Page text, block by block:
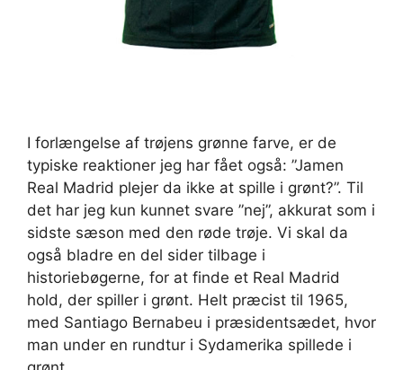
I forlængelse af trøjens grønne farve, er de
typiske reaktioner jeg har fået også: ”Jamen
Real Madrid plejer da ikke at spille i grønt?”. Til
det har jeg kun kunnet svare ”nej”, akkurat som i
sidste sæson med den røde trøje. Vi skal da
også bladre en del sider tilbage i
historiebøgerne, for at finde et Real Madrid
hold, der spiller i grønt. Helt præcist til 1965,
med Santiago Bernabeu i præsidentsædet, hvor
man under en rundtur i Sydamerika spillede i